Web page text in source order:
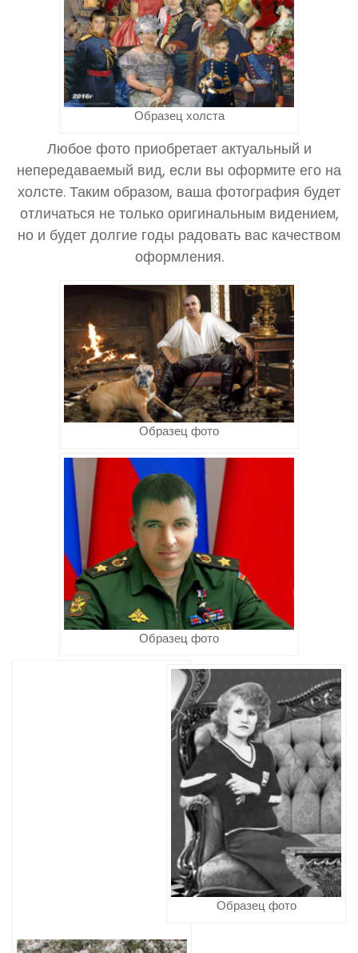
Образец холста
Любое фото приобретает актуальный и
непередаваемый вид, если вы оформите его на
холсте. Таким образом, ваша фотография будет
отличаться не только оригинальным видением,
но и будет долгие годы радовать вас качеством
оформления.
Образец фото
Образец фото
Образец фото